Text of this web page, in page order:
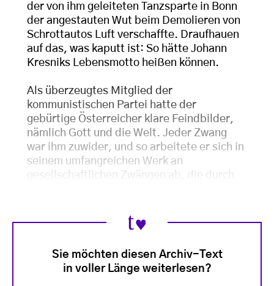
der von ihm geleiteten Tanzsparte in Bonn
der angestauten Wut beim Demolieren von
Schrottautos Luft verschaffte. Draufhauen
auf das, was kaputt ist: So hätte Johann
Kresniks Lebensmotto heißen können.
Als überzeugtes Mitglied der
kommunistischen Partei hatte der
gebürtige Österreicher klare Feindbilder,
nämlich Gott und die Welt. Jeder Zwang
war ihm zuwider, und so arbeitete er sich in
seinem umfangreichen Werk an
gesellschaftlichen Zwängen ab, die durch
Sie möchten diesen Archiv-Text
in voller Länge weiterlesen?